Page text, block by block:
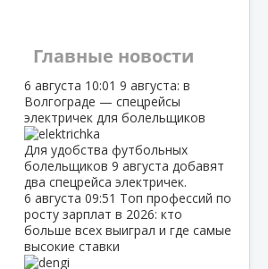
Главные новости
6 августа 10:01 9 августа: в
Волгограде — спецрейсы
электричек для болельщиков
Для удобства футбольных
болельщиков 9 августа добавят
два спецрейса электричек.
6 августа 09:51 Топ профессий по
росту зарплат в 2026: кто
больше всех выиграл и где самые
высокие ставки